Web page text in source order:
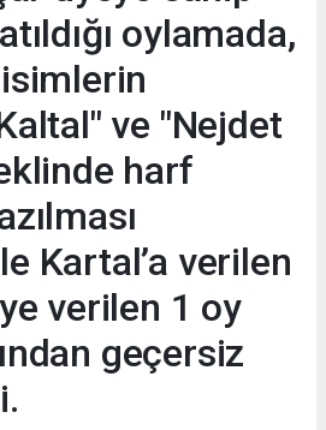
oylamada,
ve "Nejdet
harf
Kartal’a verilen
verilen 1 oy
geçersiz